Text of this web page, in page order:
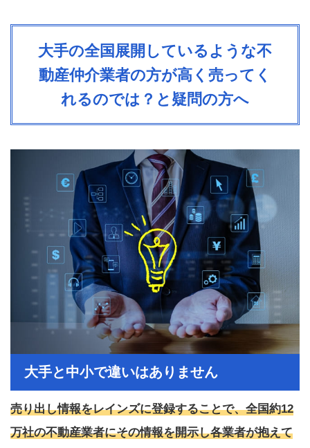
大手の全国展開しているような不
動産仲介業者の方が高く売ってく
れるのでは？と疑問の方へ
大手と中小で違いはありません
売り出し情報をレインズに登録することで、全国約12
万社の不動産業者にその情報を開示し各業者が抱えて